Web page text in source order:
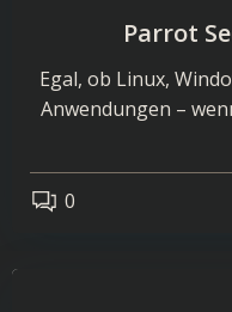
Parrot
Egal, ob Linux,
Anwendungen –
0